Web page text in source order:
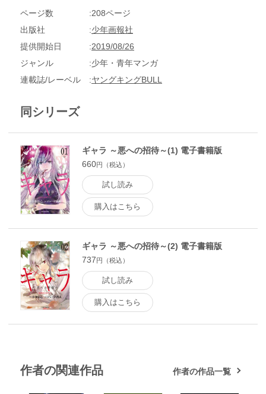
ページ数
208ページ
出版社
少年画報社
提供開始日
2019/08/26
ジャンル
少年・青年マンガ
連載誌/レーベル
ヤングキングBULL
同シリーズ
ギャラ ～悪への招待～(1) 電子書籍版
660円（税込）
試し読み
購入はこちら
ギャラ ～悪への招待～(2) 電子書籍版
737円（税込）
試し読み
購入はこちら
作者の関連作品 作者の作品一覧